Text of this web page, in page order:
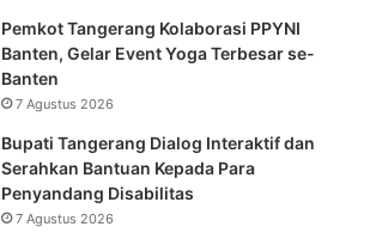
Pemkot Tangerang Kolaborasi PPYNI
Banten, Gelar Event Yoga Terbesar se-
Banten
7 Agustus 2026
Bupati Tangerang Dialog Interaktif dan
Serahkan Bantuan Kepada Para
Penyandang Disabilitas
7 Agustus 2026